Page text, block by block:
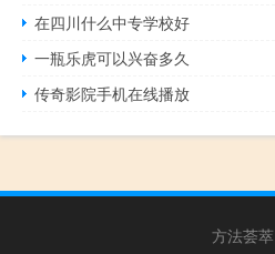
在四川什么中专学校好
一瓶乐虎可以兴奋多久
传奇影院手机在线播放
方法荟萃